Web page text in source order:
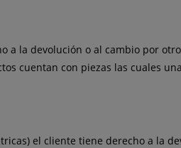
la devolución o al cambio por
cuentan con piezas las cuales
el cliente tiene derecho a la